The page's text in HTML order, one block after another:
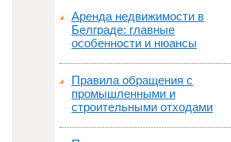
Аренда недвижимости в
Белграде: главные
особенности и нюансы
Правила обращения с
промышленными и
строительными отходами